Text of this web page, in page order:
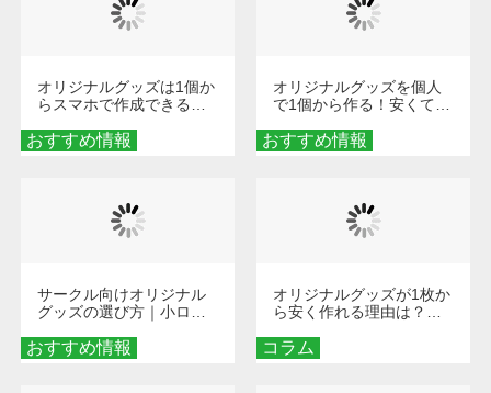
おすすめ情報
オリジナルグッズは1個か
らスマホで作成できる！
くなる巾着＆ポーチ活用
術
おすすめ情報
オリジナルグッズを個人
で1個から作る！安くて簡
秘訣
おすすめ情報
サークル向けオリジナル
グッズの選び方｜小ロッ
める秘訣
コラム
オリジナルグッズが1枚か
ら安く作れる理由は？オ
とメリットを解説